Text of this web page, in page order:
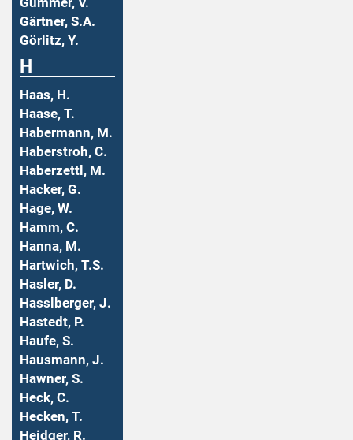
Gärtner, S.A.
Görlitz, Y.
H
Haas, H.
Haase, T.
Habermann, M.
Haberstroh, C.
Haberzettl, M.
Hacker, G.
Hage, W.
Hamm, C.
Hanna, M.
Hartwich, T.S.
Hasler, D.
Hasslberger, J.
Hastedt, P.
Haufe, S.
Hausmann, J.
Hawner, S.
Heck, C.
Hecken, T.
Heidger, R.